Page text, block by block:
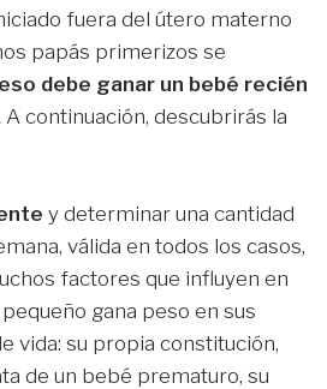
fuera del útero materno
papás primerizos se
debe ganar un bebé recién
A continuación, descubrirás la
y determinar una cantidad
válida en todos los casos,
factores que influyen en
gana peso en sus
vida: su propia constitución,
de un bebé prematuro, su